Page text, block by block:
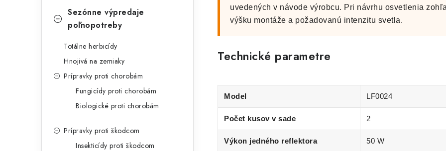
Sezónne výpredaje
poľnopotreby
Totálne herbicídy
Hnojivá na zemiaky
Prípravky proti chorobám
Fungicídy proti chorobám
Biologické proti chorobám
Prípravky proti škodcom
Insekticídy proti škodcom
uvedených v návode výrobcu. Pri návrhu osvetlenia
výšku montáže a požadovanú intenzitu svetla.
Technické parametre
Model LF0024
Počet kusov v sade 2
Výkon jedného reflektora 50 W